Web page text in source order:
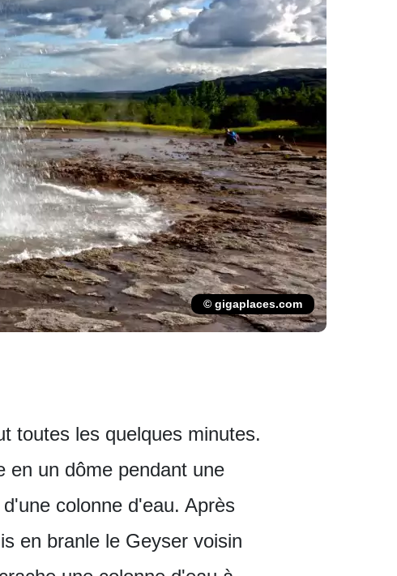
© gigaplaces.com
toutes les quelques minutes.
en un dôme pendant une
colonne d'eau. Après
en branle le Geyser voisin